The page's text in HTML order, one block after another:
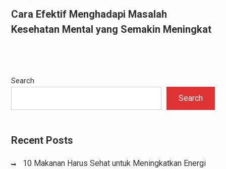
Cara Efektif Menghadapi Masalah
Kesehatan Mental yang Semakin Meningkat
Search
Search
Recent Posts
10 Makanan Harus Sehat untuk Meningkatkan Energi